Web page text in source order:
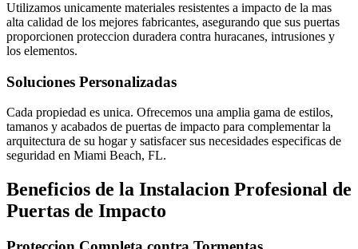
Utilizamos unicamente materiales resistentes a impacto de la mas
alta calidad de los mejores fabricantes, asegurando que sus puertas
proporcionen proteccion duradera contra huracanes, intrusiones y
los elementos.
Soluciones Personalizadas
Cada propiedad es unica. Ofrecemos una amplia gama de estilos,
tamanos y acabados de puertas de impacto para complementar la
arquitectura de su hogar y satisfacer sus necesidades especificas de
seguridad en Miami Beach, FL.
Beneficios de la Instalacion Profesional de
Puertas de Impacto